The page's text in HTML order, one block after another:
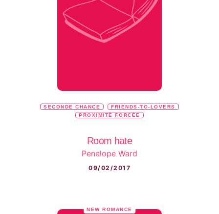
SECONDE CHANCE
FRIENDS-TO-LOVERS
PROXIMITÉ FORCÉE
Room hate
Penelope Ward
09/02/2017
NEW ROMANCE